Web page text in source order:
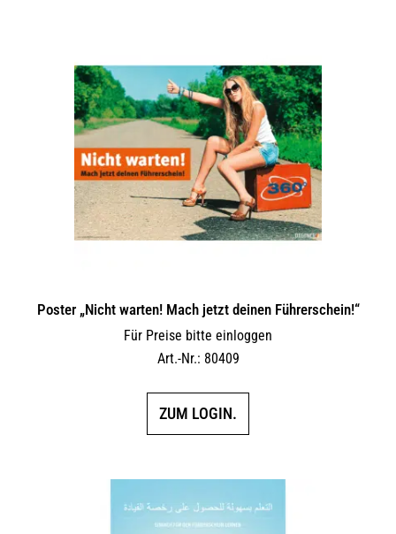
Poster „Nicht warten! Mach jetzt deinen Führerschein!“
Für Preise bitte einloggen
Art.-Nr.: 80409
ZUM LOGIN.